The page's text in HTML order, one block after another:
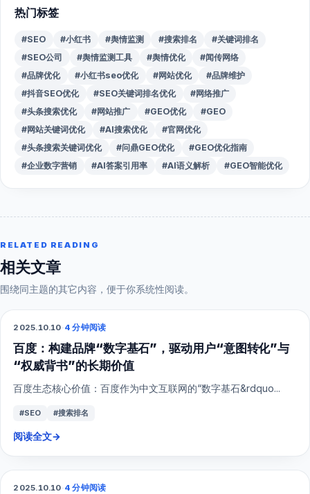
热门标签
#SEO #小红书 #舆情监测 #搜索排名
#关键词排名
#SEO公司
#舆情监测工具 #舆情优化
#闻传网络
#品牌优化
#小红书seo优化 #网站优化
#品牌维护
#抖音SEO优化
#SEO关键词排名优化
#网络推广
#头条搜索优化
#网站推广 #GEO优化
#GEO
#网站关键词优化
#AI搜索优化
#官网优化
#头条搜索关键词优化
#问鼎GEO优化
#GEO优化指南
#企业数字营销
#AI答案引用率 #AI语义解析 #GEO智能优化
RELATED READING
相关文章
围绕同主题的其它内容，便于你系统性阅读。
SEO
2025.10.10·4 分钟阅读
百度：构建品牌“数字基石”，驱动用户“意图转化”与
“权威背书”的长期价值
百度生态核心价值：百度作为中文互联网的“数字基石&rdquo...
#SEO #搜索排名
阅读全文→
SEO
2025.10.10·4 分钟阅读